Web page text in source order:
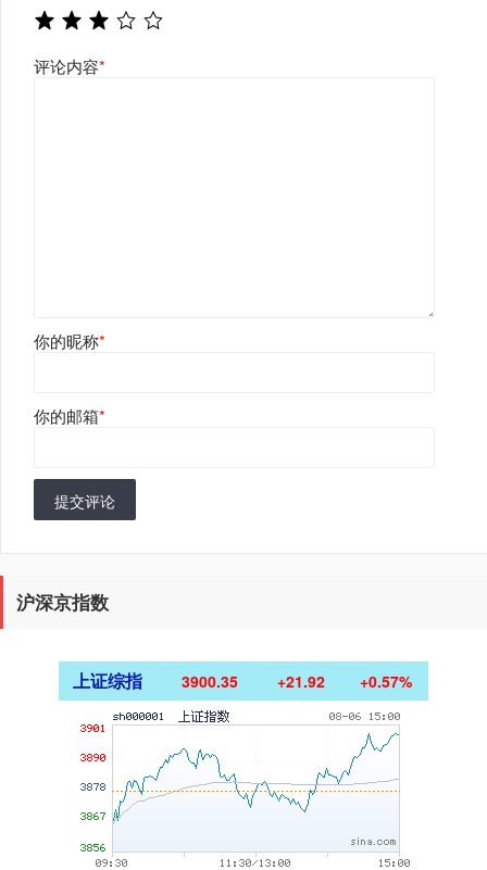
评论内容*
你的昵称*
你的邮箱*
提交评论
沪深京指数
上证综指 3900.35 +21.92 +0.57%